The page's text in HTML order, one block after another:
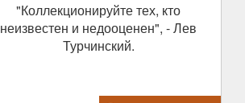
"Коллекционируйте тех, кто
неизвестен и недооценен", - Лев
Турчинский.